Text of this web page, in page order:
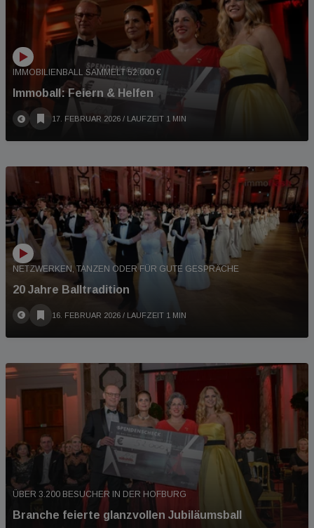
IMMOBILIENBALL SAMMELT 52.000 €
Immoball: Feiern & Helfen
17. FEBRUAR 2026 / LAUFZEIT 1 MIN
NETZWERKEN, TANZEN ODER FÜR GUTE GESPRÄCHE
20 Jahre Balltradition
16. FEBRUAR 2026 / LAUFZEIT 1 MIN
ÜBER 3.200 BESUCHER IN DER HOFBURG
Branche feierte glanzvollen Jubiläumsball